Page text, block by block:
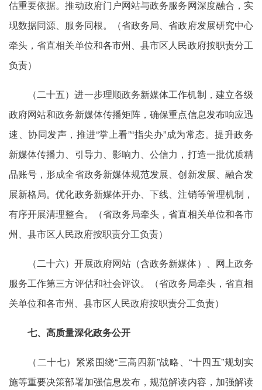
估重要依据。推动政府门户网站与政务服务网深度融合，实
现数据同源、服务同根。（省政务局、省政府发展研究中心
牵头，省直相关单位和各市州、县市区人民政府按职责分工
负责）
（二十五）进一步理顺政务新媒体工作机制，建立各级
政府网站和政务新媒体传播矩阵，确保重点信息发布响应迅
速、协同发声，推进“掌上看”“指尖办”成为常态。提升政务
新媒体传播力、引导力、影响力、公信力，打造一批优质精
品账号，形成全省政务新媒体规范发展、创新发展、融合发
展新格局。优化政务新媒体开办、下线、注销等管理机制，
有序开展清理整合。（省政务局牵头，省直相关单位和各市
州、县市区人民政府按职责分工负责）
（二十六）开展政府网站（含政务新媒体）、网上政务
服务工作第三方评估和社会评议。（省政务局牵头，省直相
关单位和各市州、县市区人民政府按职责分工负责）
七、高质量深化政务公开
（二十七）紧紧围绕“三高四新”战略、“十四五”规划实
施等重要决策部署加强信息发布，规范解读内容，加强解读